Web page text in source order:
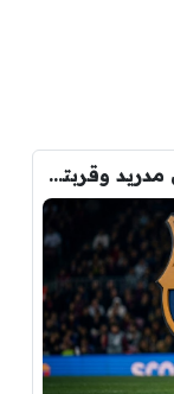
4 أسباب أبعدت رودري عن ريال مدريد وقربته من برشلونة